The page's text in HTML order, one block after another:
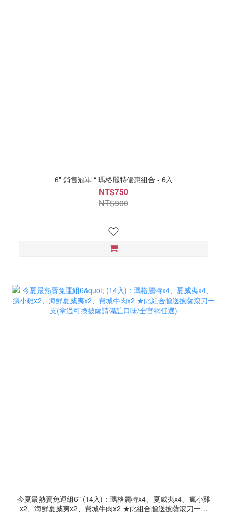
6" 銷售冠軍 “ 瑪格麗特優惠組合 - 6入
NT$750
NT$900
今夏最熱賣免運組6" (14入)：瑪格麗特x4、夏威夷x4、瘋小雞
x2、海鮮夏威夷x2、費城牛肉x2 ★此組合贈送披薩滾刀一支